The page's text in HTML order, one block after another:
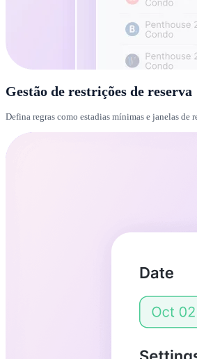
Gestão de restrições de reserva
Defina regras como estadias mínimas e janelas de